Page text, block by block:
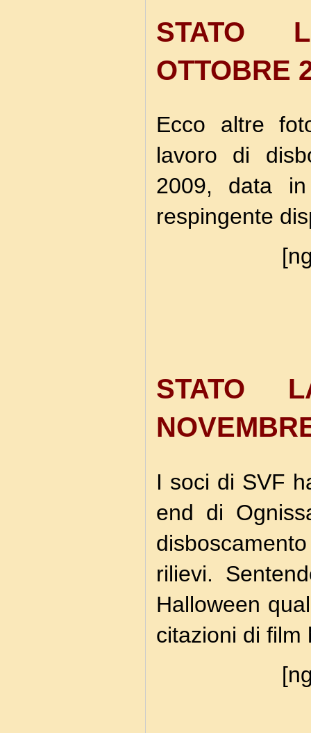
STATO
OTTOBRE
Ecco altre
lavoro di
2009, data
respingente
STATO
I soci di SVF
end di
rilievi.
Halloween
citazioni di